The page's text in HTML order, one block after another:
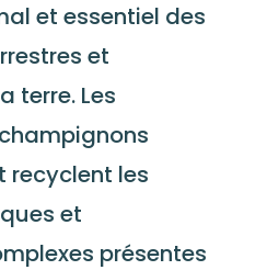
et essentiel des
et
terre. Les
recyclent les
et
présentes